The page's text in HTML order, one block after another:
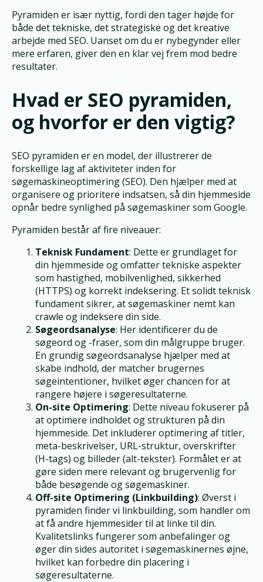
Pyramiden er især nyttig, fordi den tager højde for
både det tekniske, det strategiske og det kreative
arbejde med SEO. Uanset om du er nybegynder eller
mere erfaren, giver den en klar vej frem mod bedre
resultater.
Hvad er SEO pyramiden,
og hvorfor er den vigtig?
SEO pyramiden er en model, der illustrerer de
forskellige lag af aktiviteter inden for
søgemaskineoptimering (SEO). Den hjælper med at
organisere og prioritere indsatsen, så din hjemmeside
opnår bedre synlighed på søgemaskiner som Google.
Pyramiden består af fire niveauer:
Teknisk Fundament: Dette er grundlaget for
din hjemmeside og omfatter tekniske aspekter
som hastighed, mobilvenlighed, sikkerhed
(HTTPS) og korrekt indeksering. Et solidt teknisk
fundament sikrer, at søgemaskiner nemt kan
crawle og indeksere din side.
Søgeordsanalyse: Her identificerer du de
søgeord og -fraser, som din målgruppe bruger.
En grundig søgeordsanalyse hjælper med at
skabe indhold, der matcher brugernes
søgeintentioner, hvilket øger chancen for at
rangere højere i søgeresultaterne.
On-site Optimering: Dette niveau fokuserer på
at optimere indholdet og strukturen på din
hjemmeside. Det inkluderer optimering af titler,
meta-beskrivelser, URL-struktur, overskrifter
(H-tags) og billeder (alt-tekster). Formålet er at
gøre siden mere relevant og brugervenlig for
både besøgende og søgemaskiner.
Off-site Optimering (Linkbuilding): Øverst i
pyramiden finder vi linkbuilding, som handler om
at få andre hjemmesider til at linke til din.
Kvalitetslinks fungerer som anbefalinger og
øger din sides autoritet i søgemaskinernes øjne,
hvilket kan forbedre din placering i
søgeresultaterne.